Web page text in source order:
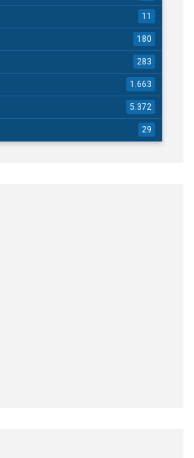
11
180
283
1.663
5.372
29